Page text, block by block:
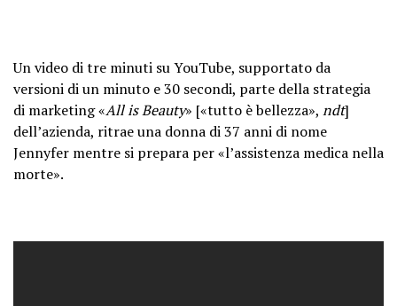
Un video di tre minuti su YouTube, supportato da
versioni di un minuto e 30 secondi, parte della strategia
di marketing «All is Beauty» [«tutto è bellezza», ndt]
dell’azienda, ritrae una donna di 37 anni di nome
Jennyfer mentre si prepara per «l’assistenza medica nella
morte».